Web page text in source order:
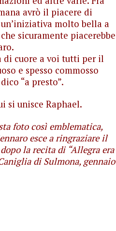
avrò il piacere di
molto bella a
sicuramente piacerebbe
di cuore a voi tutti per il
e spesso commosso
“a presto”.
si unisce Raphael.
foto così emblematica,
esce a ringraziare il
la recita di “Allegra era
di Sulmona, gennaio